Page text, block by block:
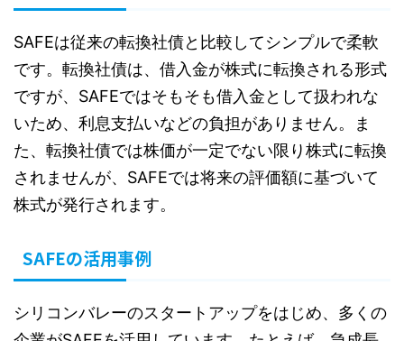
SAFEは従来の転換社債と比較してシンプルで柔軟
です。転換社債は、借入金が株式に転換される形式
ですが、SAFEではそもそも借入金として扱われな
いため、利息支払いなどの負担がありません。ま
た、転換社債では株価が一定でない限り株式に転換
されませんが、SAFEでは将来の評価額に基づいて
株式が発行されます。
SAFEの活用事例
シリコンバレーのスタートアップをはじめ、多くの